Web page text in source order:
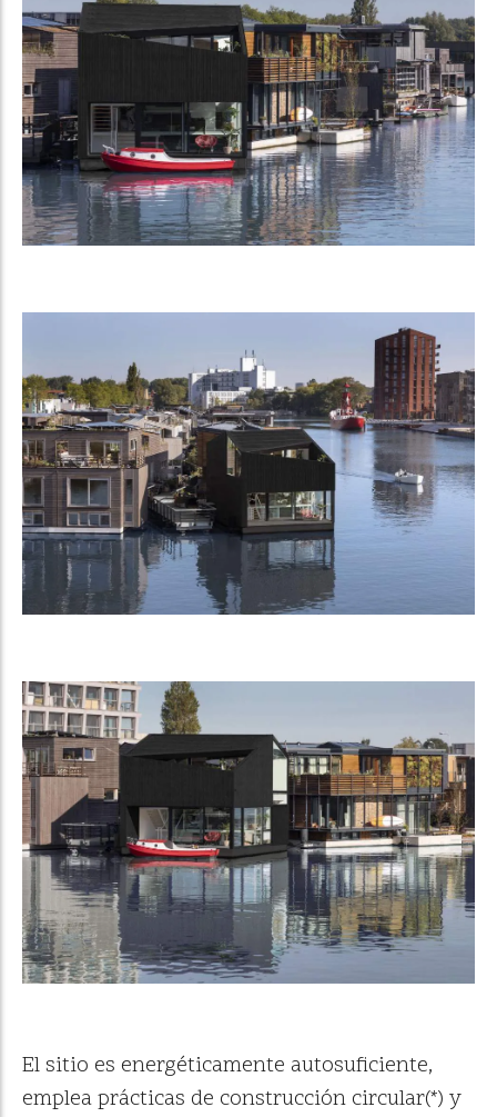
El sitio es energéticamente autosuficiente,
emplea prácticas de construcción circular(*) y